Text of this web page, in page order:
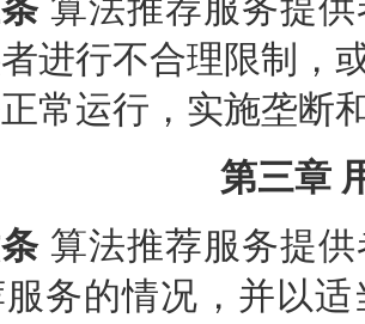
算法推荐服务提
进行不合理限制，
常运行，实施垄断
第三章
算法推荐服务提
务的情况，并以